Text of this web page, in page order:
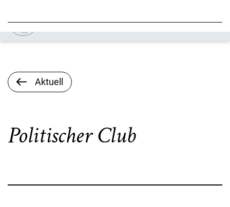
Aktuell
Politischer Club